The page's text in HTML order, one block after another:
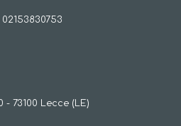
73100 Lecce (LE)